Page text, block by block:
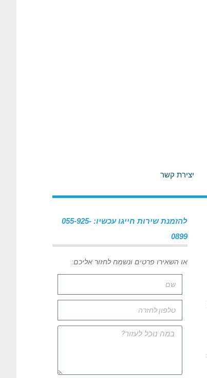
יצירת קשר
להזמנת שירות חייגו עכשיו: 055-925-
0899
או השאירו פרטים ונשמח לחזור אליכם: